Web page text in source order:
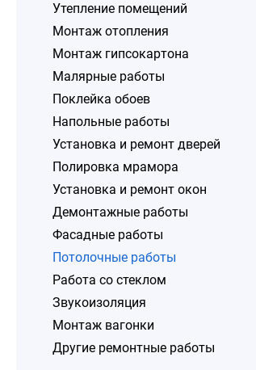
Утепление помещений
Монтаж отопления
Монтаж гипсокартона
Малярные работы
Поклейка обоев
Напольные работы
Установка и ремонт дверей
Полировка мрамора
Установка и ремонт окон
Демонтажные работы
Фасадные работы
Потолочные работы
Работа со стеклом
Звукоизоляция
Монтаж вагонки
Другие ремонтные работы